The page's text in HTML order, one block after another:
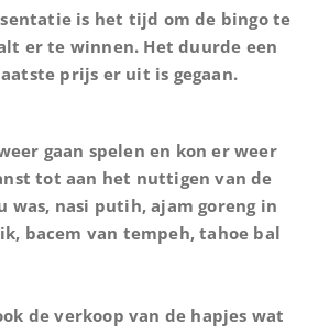
is het tijd om de bingo te
er te winnen. Het duurde een
prijs er uit is gegaan.
gaan spelen en kon er weer
tot aan het nuttigen van de
was, nasi putih, ajam goreng in
bacem van tempeh, tahoe bal
de verkoop van de hapjes wat